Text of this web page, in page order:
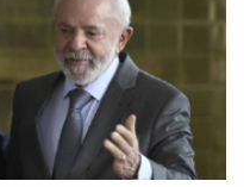
僵局。儘管部分國家長
機制仍以不同形式沿用至
有機會自行宣布退選，雖
總部位於比利時布魯塞爾
組織」（International
（Richard Gowan）接受
峙。不過，相關畫面尚未
外兩名被告已於7月19日
有8人面臨死刑。聯合國
伊朗立即停止處決剩餘被
員佐藤（Mai Sato）領
閉門審判中被集體判處死